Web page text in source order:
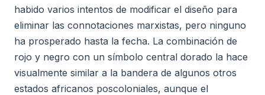
habido varios intentos de modificar el diseño para
eliminar las connotaciones marxistas, pero ninguno
ha prosperado hasta la fecha. La combinación de
rojo y negro con un símbolo central dorado la hace
visualmente similar a la bandera de algunos otros
estados africanos poscoloniales, aunque el